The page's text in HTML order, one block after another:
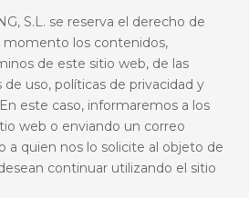
S.L. se reserva el derecho de
los contenidos,
de este sitio web, de las
uso, políticas de privacidad y
En este caso, informaremos a los
web o enviando un correo
a quien nos lo solicite al objeto de
continuar utilizando el sitio